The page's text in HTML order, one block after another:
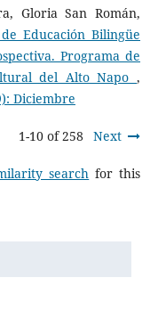
Gloria San Román,
Educación Bilingüe
Programa de
del Alto Napo,
Diciembre
1-10 of 258 Next
search for this